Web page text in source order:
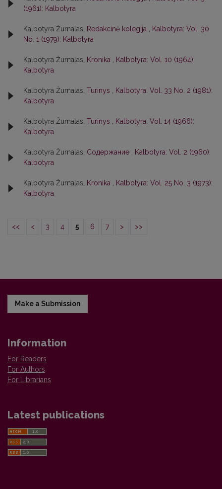
(1961): Kalbotyra
Kalbotyra Žurnalas, Redakcinė kolegija
Kalbotyra: Vol. 30
No. 1 (1979): Kalbotyra
Kalbotyra Žurnalas, Kronika
Kalbotyra: Vol. 10 (1964):
Kalbotyra
Kalbotyra Žurnalas, Turinys
Kalbotyra: Vol. 33 No. 2 (1981):
Kalbotyra
Kalbotyra Žurnalas, Turinys
Kalbotyra: Vol. 14 (1966):
Kalbotyra
Kalbotyra Žurnalas, Содержание
Kalbotyra: Vol. 2 (1960):
Kalbotyra
Kalbotyra Žurnalas, Kronika
Kalbotyra: Vol. 25 No. 3 (1973):
Kalbotyra
<< < 3 4 5 6 7 > >>
Make a Submission
Information
For Readers
For Authors
For Librarians
Latest publications